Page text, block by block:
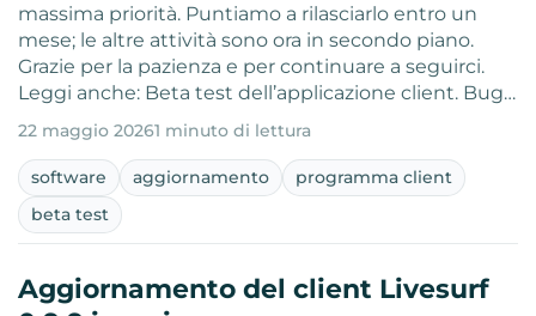
massima priorità. Puntiamo a rilasciarlo entro un
mese; le altre attività sono ora in secondo piano.
Grazie per la pazienza e per continuare a seguirci.
Leggi anche: Beta test dell’applicazione client. Bug…
22 maggio 20261 minuto di lettura
software aggiornamento
programma client
beta test
Aggiornamento del client Livesurf